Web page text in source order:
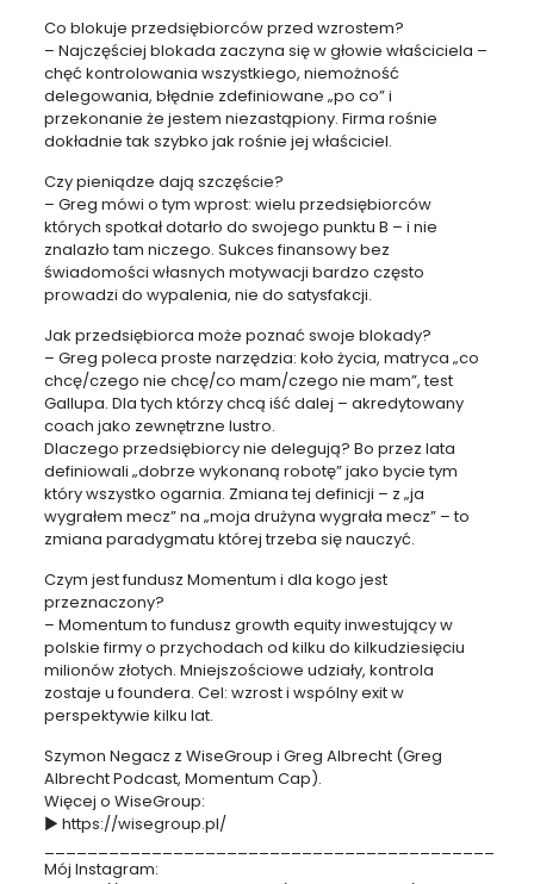
Co blokuje przedsiębiorców przed wzrostem?
– Najczęściej blokada zaczyna się w głowie właściciela –
chęć kontrolowania wszystkiego, niemożność
delegowania, błędnie zdefiniowane „po co” i
przekonanie że jestem niezastąpiony. Firma rośnie
dokładnie tak szybko jak rośnie jej właściciel.
Czy pieniądze dają szczęście?
– Greg mówi o tym wprost: wielu przedsiębiorców
których spotkał dotarło do swojego punktu B – i nie
znalazło tam niczego. Sukces finansowy bez
świadomości własnych motywacji bardzo często
prowadzi do wypalenia, nie do satysfakcji.
Jak przedsiębiorca może poznać swoje blokady?
– Greg poleca proste narzędzia: koło życia, matryca „co
chcę/czego nie chcę/co mam/czego nie mam”, test
Gallupa. Dla tych którzy chcą iść dalej – akredytowany
coach jako zewnętrzne lustro.
Dlaczego przedsiębiorcy nie delegują? Bo przez lata
definiowali „dobrze wykonaną robotę” jako bycie tym
który wszystko ogarnia. Zmiana tej definicji – z „ja
wygrałem mecz” na „moja drużyna wygrała mecz” – to
zmiana paradygmatu której trzeba się nauczyć.
Czym jest fundusz Momentum i dla kogo jest
przeznaczony?
– Momentum to fundusz growth equity inwestujący w
polskie firmy o przychodach od kilku do kilkudziesięciu
milionów złotych. Mniejszościowe udziały, kontrola
zostaje u foundera. Cel: wzrost i wspólny exit w
perspektywie kilku lat.
Szymon Negacz z WiseGroup i Greg Albrecht (Greg
Albrecht Podcast, Momentum Cap).
Więcej o WiseGroup:
► https://wisegroup.pl/
Mój Instagram: